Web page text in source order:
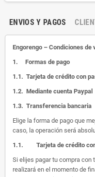
ENVIOS Y PAGOS
Engorengo – Condiciones de
1. Formas de pago
1.1. Tarjeta de crédito con
1.2. Mediante cuenta Paypal
1.3. Transferencia bancaria
Elige la forma de pago que
caso, la operación será
1.1. Tarjeta de crédito
Si elijes pagar tu compra con
realizará en el momento de